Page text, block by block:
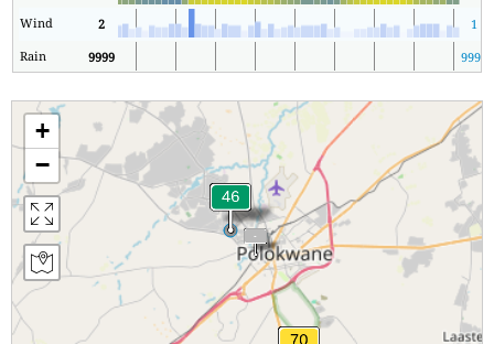
Wind
2
1
Rain
9999 9999
+
−